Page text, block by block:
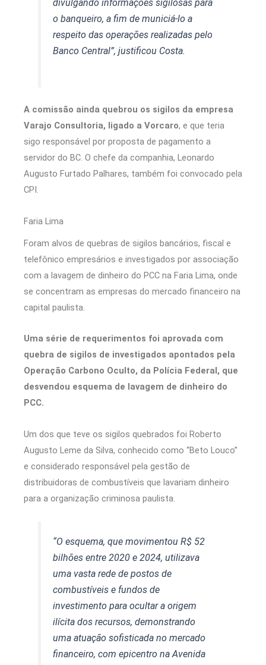
divulgando informações sigilosas para
o banqueiro, a fim de municiá-lo a
respeito das operações realizadas pelo
Banco Central”, justificou Costa.
A comissão ainda quebrou os sigilos da empresa
Varajo Consultoria, ligado a Vorcaro, e que teria
sigo responsável por proposta de pagamento a
servidor do BC. O chefe da companhia, Leonardo
Augusto Furtado Palhares, também foi convocado pela
CPI.
Faria Lima
Foram alvos de quebras de sigilos bancários, fiscal e
telefônico empresários e investigados por associação
com a lavagem de dinheiro do PCC na Faria Lima, onde
se concentram as empresas do mercado financeiro na
capital paulista.
Uma série de requerimentos foi aprovada com
quebra de sigilos de investigados apontados pela
Operação Carbono Oculto, da Polícia Federal, que
desvendou esquema de lavagem de dinheiro do
PCC.
Um dos que teve os sigilos quebrados foi Roberto
Augusto Leme da Silva, conhecido como “Beto Louco”
e considerado responsável pela gestão de
distribuidoras de combustíveis que lavariam dinheiro
para a organização criminosa paulista.
“O esquema, que movimentou R$ 52
bilhões entre 2020 e 2024, utilizava
uma vasta rede de postos de
combustíveis e fundos de
investimento para ocultar a origem
ilícita dos recursos, demonstrando
uma atuação sofisticada no mercado
financeiro, com epicentro na Avenida